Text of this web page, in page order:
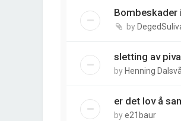
Bombeskader
by
sletting av
by Henning
er det lov å
bye21baur